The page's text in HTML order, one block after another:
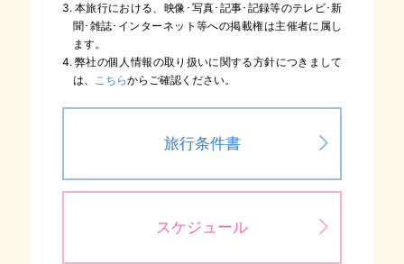
3. 本旅行における、映像･写真･記事･記録等のテレビ･新
聞･雑誌･インターネット等への掲載権は主催者に属し
ます。
4. 弊社の個人情報の取り扱いに関する方針につきまして
は、
こちらからご確認ください。
旅行条件書
スケジュール